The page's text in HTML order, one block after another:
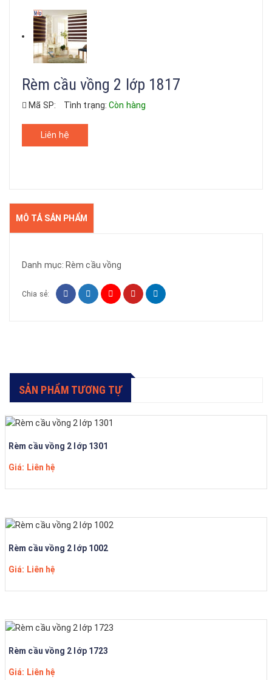
Rèm cầu vồng 2 lớp 1817
Mã SP: Tình trạng:Còn hàng
Liên hệ
MÔ TẢ SẢN PHẨM
Danh mục: Rèm cầu vồng
Chia sẻ:
SẢN PHẨM TƯƠNG TỰ
Rèm cầu vồng 2 lớp 1301
Giá: Liên hệ
Rèm cầu vồng 2 lớp 1002
Giá: Liên hệ
Rèm cầu vồng 2 lớp 1723
Giá: Liên hệ